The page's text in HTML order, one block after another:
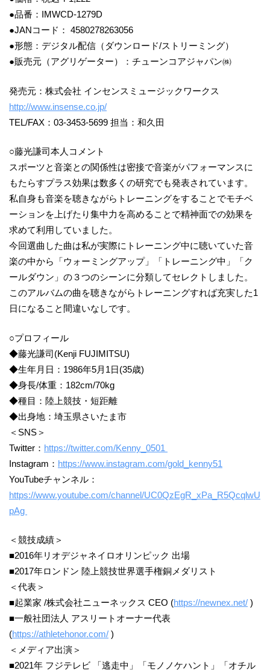
●品番：IMWCD-1279D
●JANコード： 4580278263056
●形態：デジタル配信（ダウンロード/ストリーミング）
●販売元（アグリゲーター）：チューンコアジャパン㈱
発売元：株式会社 インセンスミュージックワークス
http://www.insense.co.jp/
TEL/FAX：03-3453-5699 担当：和久田
○藤光謙司本人コメント
スポーツと音楽との関係性は密接で音楽がパフォーマンスに
もたらすプラス効果は数多くの研究でも発表されています。
私自身も音楽を聴きながらトレーニングをすることでモチベ
ーションを上げたり集中力を高めることで精神面での効果を
求めて利用していました。
今回選曲した曲は私が実際にトレーニング中に聴いていた音
楽の中から「ウォーミングアップ」「トレーニング中」「ク
ールダウン」の３つのシーンに分類してセレクトしました。
このアルバムの曲を聴きながらトレーニングすれば充実した1
日になること間違いなしです。
○プロフィール
◆藤光謙司(Kenji FUJIMITSU)
◆生年月日：1986年5月1日(35歳)
◆身長/体重：182cm/70kg
◆種目：陸上競技・短距離
◆出身地：埼玉県さいたま市
＜SNS＞
Twitter： https://twitter.com/Kenny_0501
Instagram： https://www.instagram.com/gold_kenny51
YouTubeチャンネル：
https://www.youtube.com/channel/UC0QzEgR_xPa_R5QcqlwU
pAg
＜競技成績＞
■2016年リオデジャネイロオリンピック 出場
■2017年ロンドン 陸上競技世界選手権銅メダリスト
＜代表＞
■起業家 /株式会社ニューネックス CEO (https://newnex.net/ )
■一般社団法人 アスリートオーナー代表
(https://athletehonor.com/ )
＜メディア出演＞
■2021年 フジテレビ 「逃走中」「モノノケハント」「オチル